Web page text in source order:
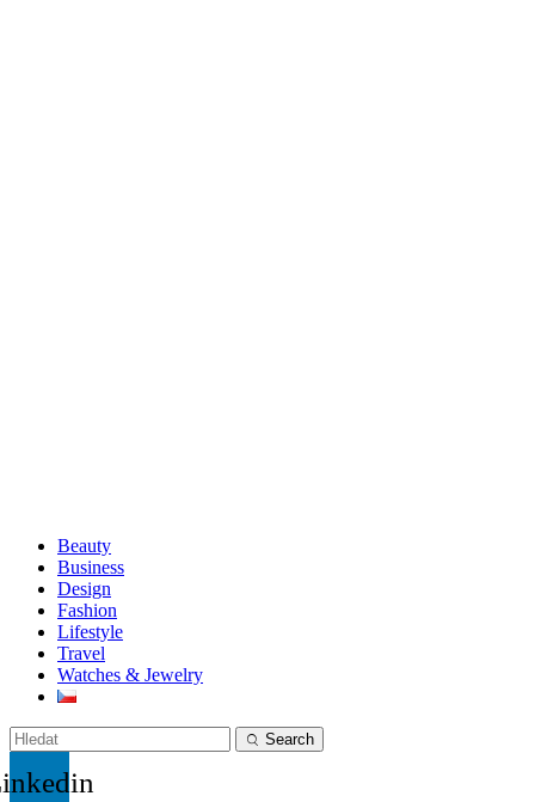
Beauty
Business
Design
Fashion
Lifestyle
Travel
Watches & Jewelry
Search